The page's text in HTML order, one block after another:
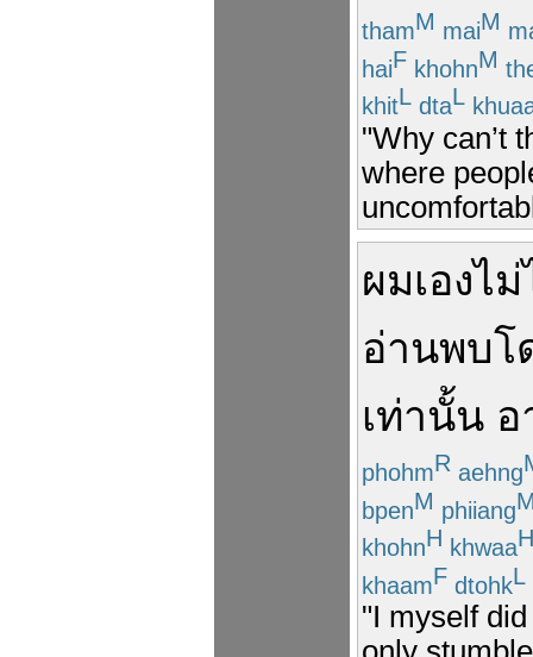
thamM maiM
haiF khohnM
khitL dtaL
"Why can’t
where
ผมเองไม่
อ่านพบโ
เท่านั้น อ
phohmR aehng
bpenM phiiang
khohnH khwaaH
khaamF dtohkL
"I myself